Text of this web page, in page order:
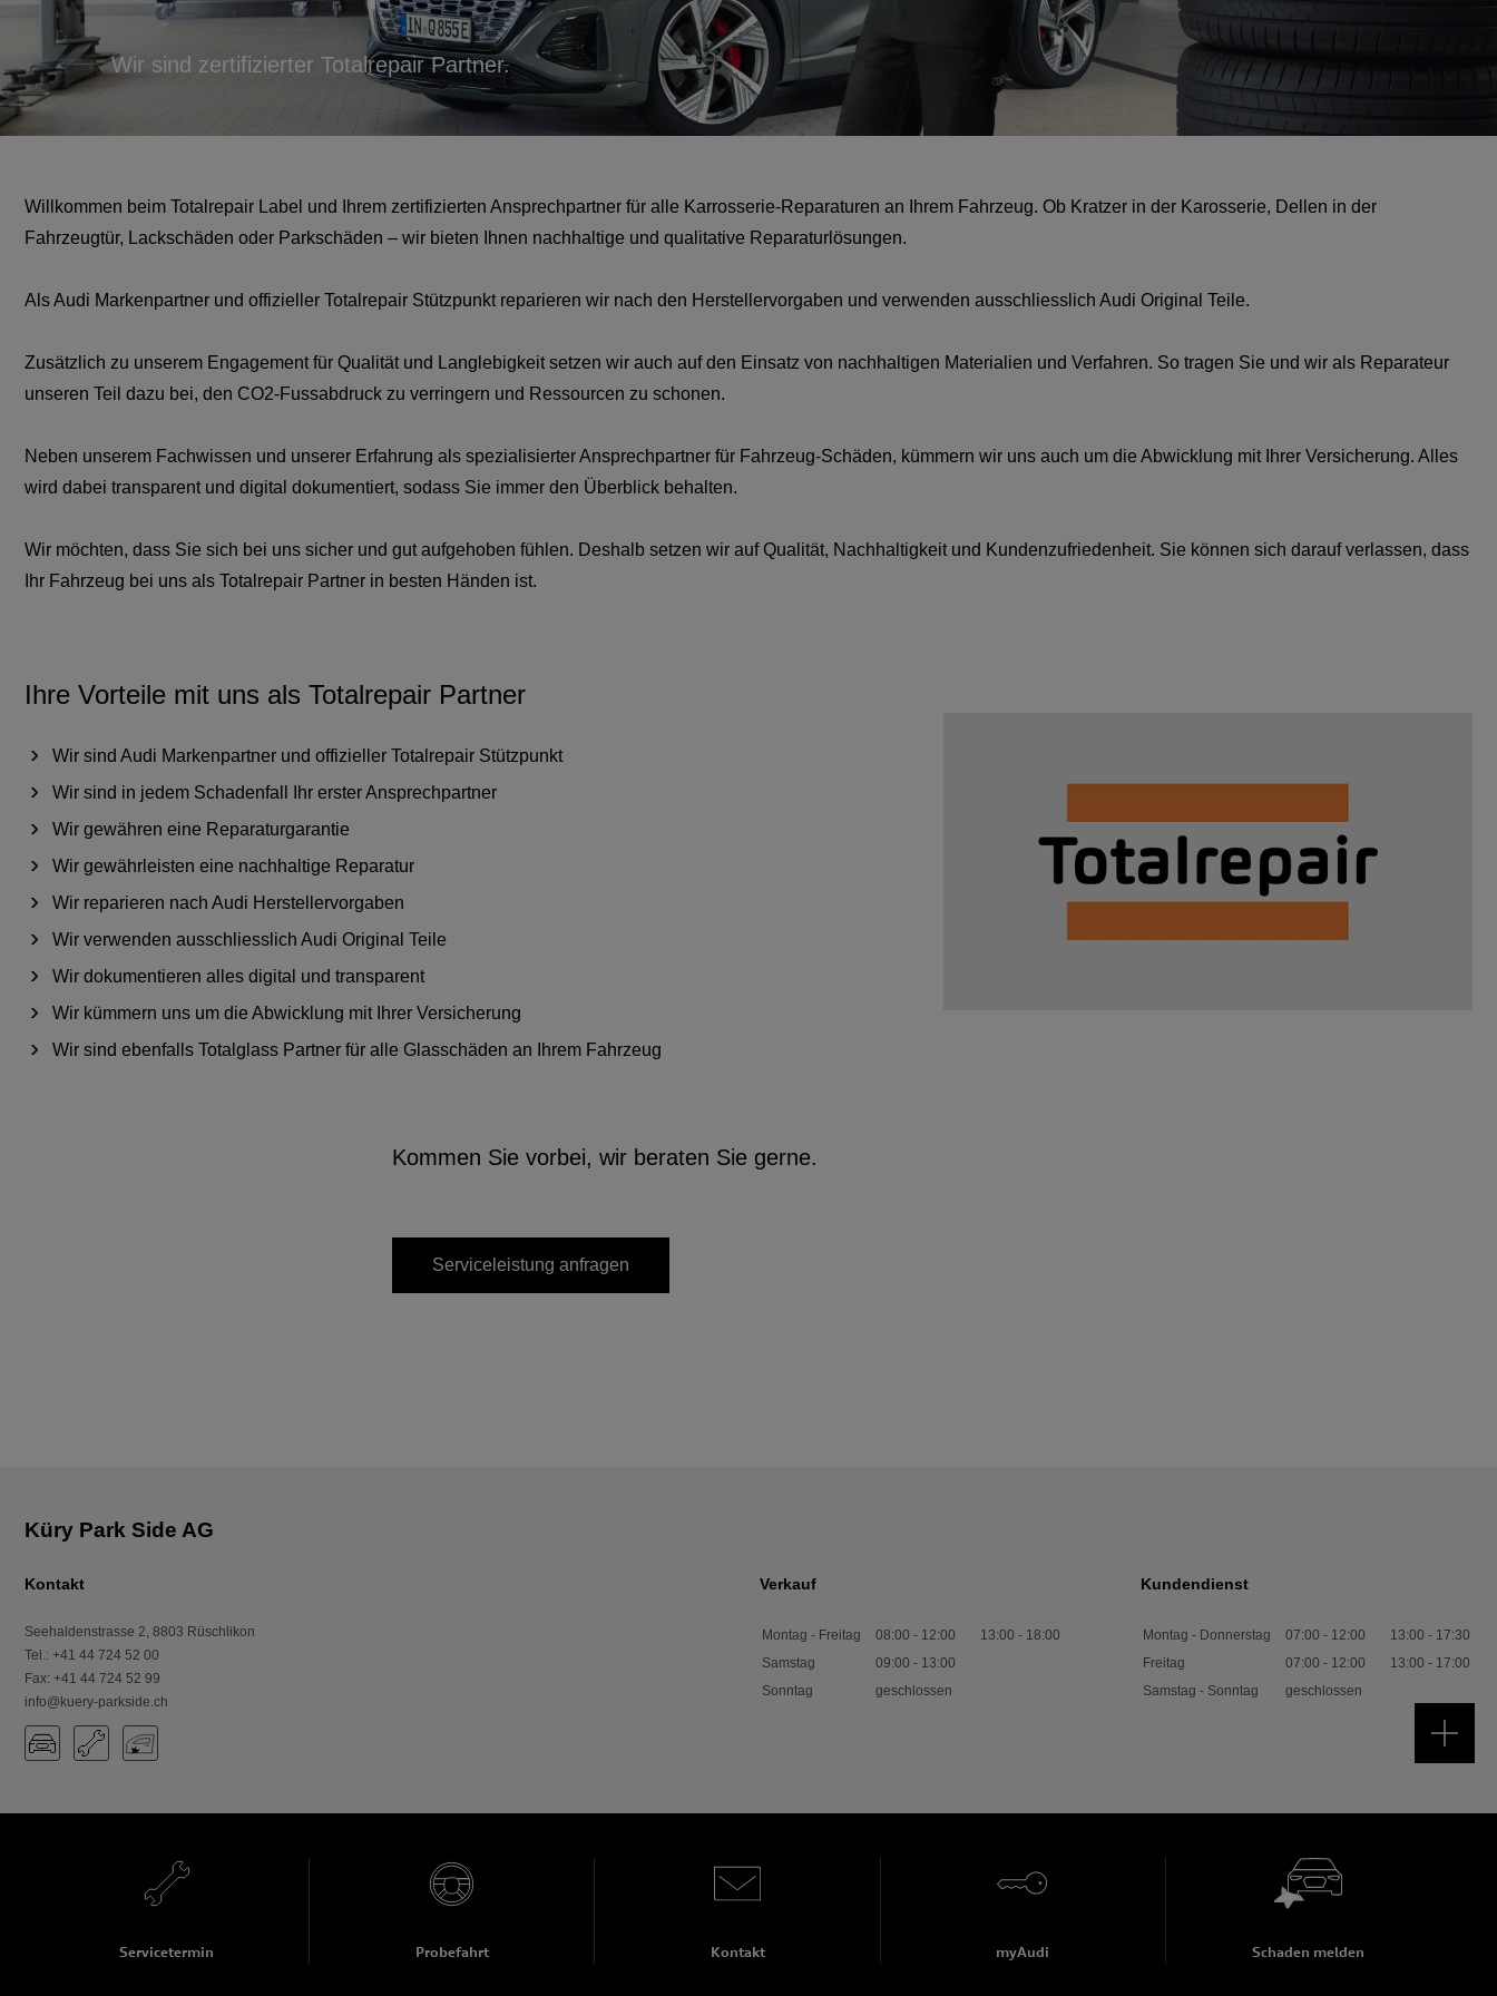
Wir sind zertifizierter Totalrepair Partner.
Willkommen beim Totalrepair Label und Ihrem zertifizierten Ansprechpartner für alle Karrosserie-Reparaturen an Ihrem Fahrzeug. Ob Kratzer in der Karosserie, Dellen in der
Fahrzeugtür, Lackschäden oder Parkschäden – wir bieten Ihnen nachhaltige und qualitative Reparaturlösungen.
Als Audi Markenpartner und offizieller Totalrepair Stützpunkt reparieren wir nach den Herstellervorgaben und verwenden ausschliesslich Audi Original Teile.
Zusätzlich zu unserem Engagement für Qualität und Langlebigkeit setzen wir auch auf den Einsatz von nachhaltigen Materialien und Verfahren. So tragen Sie und wir als Reparateur
unseren Teil dazu bei, den CO2-Fussabdruck zu verringern und Ressourcen zu schonen.
Neben unserem Fachwissen und unserer Erfahrung als spezialisierter Ansprechpartner für Fahrzeug-Schäden, kümmern wir uns auch um die Abwicklung mit Ihrer Versicherung. Alles
wird dabei transparent und digital dokumentiert, sodass Sie immer den Überblick behalten.
Wir möchten, dass Sie sich bei uns sicher und gut aufgehoben fühlen. Deshalb setzen wir auf Qualität, Nachhaltigkeit und Kundenzufriedenheit. Sie können sich darauf verlassen, dass
Ihr Fahrzeug bei uns als Totalrepair Partner in besten Händen ist.
Ihre Vorteile mit uns als Totalrepair Partner
Wir sind Audi Markenpartner und offizieller Totalrepair Stützpunkt
Wir sind in jedem Schadenfall Ihr erster Ansprechpartner
Wir gewähren eine Reparaturgarantie
Wir gewährleisten eine nachhaltige Reparatur
Wir reparieren nach Audi Herstellervorgaben
Wir verwenden ausschliesslich Audi Original Teile
Wir dokumentieren alles digital und transparent
Wir kümmern uns um die Abwicklung mit Ihrer Versicherung
Wir sind ebenfalls Totalglass Partner für alle Glasschäden an Ihrem Fahrzeug
Kommen Sie vorbei, wir beraten Sie gerne.
Serviceleistung anfragen
Küry Park Side AG
Kontakt
Seehaldenstrasse 2, 8803 Rüschlikon
Tel.: +41 44 724 52 00
Fax: +41 44 724 52 99
info@kuery-parkside.ch
Verkauf
Montag - Freitag 08:00 - 12:00 13:00 - 18:00
Samstag
09:00 - 13:00
Sonntag
geschlossen
Kundendienst
Montag - Donnerstag 07:00 - 12:00 13:00 - 17:30
Freitag
07:00 - 12:00 13:00 - 17:00
Samstag - Sonntag
geschlossen
Servicetermin Probefahrt Kontakt myAudi Schaden melden